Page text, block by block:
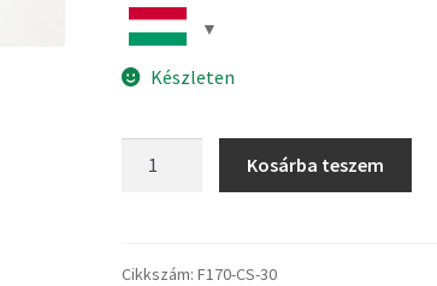
Készleten
mennyiség
Kosárba teszem
Cikkszám: F170-CS-30